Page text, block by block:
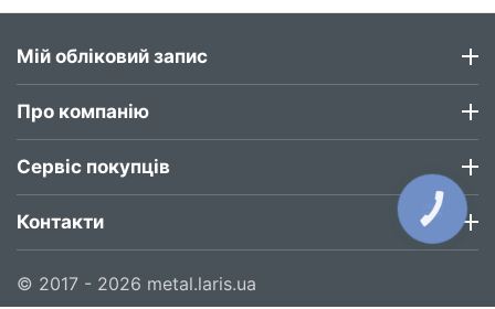
Мій обліковий запис
Про компанію
Сервіс покупців
Контакти
© 2017 - 2026 metal.laris.ua
КНОПКА
ЗВ'ЯЗКУ